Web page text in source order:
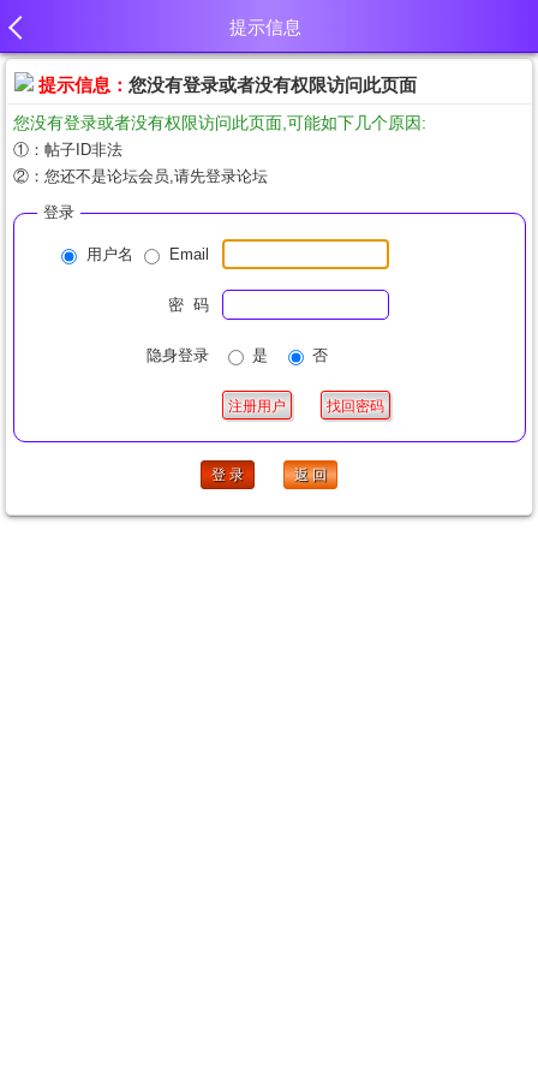
提示信息
提示信息： 您没有登录或者没有权限访问此页面
您没有登录或者没有权限访问此页面,可能如下几个原因:
①：帖子ID非法
②：您还不是论坛会员,请先登录论坛
登录
用户名 Email
密 码
隐身登录 是 否